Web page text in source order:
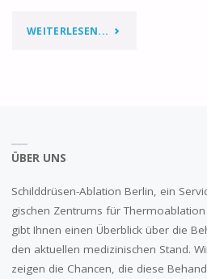
WEITERLESEN...
ÜBER UNS
Schilddrüsen-Ablation Berlin, ein
gischen Zentrums für
gibt Ihnen einen Überblick über die
den aktuellen medizinischen Stand.
zeigen die Chancen, die diese